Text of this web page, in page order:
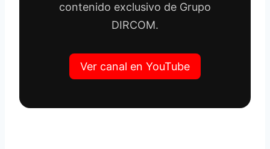
contenido exclusivo de Grupo
DIRCOM.
Ver canal en YouTube